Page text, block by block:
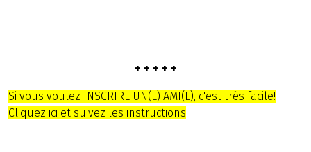
+ + + + +
Si vous voulez INSCRIRE UN(E) AMI(E), c'est très facile!
Cliquez ici et suivez les instructions